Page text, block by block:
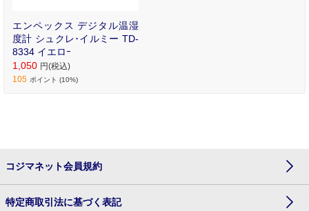
エンペックス デジタル温湿
度計 シュクレ･イルミー TD-
8334 イエロｰ
1,050 円(税込)
105 ポイント (10%)
コジマネット会員規約
特定商取引法に基づく表記